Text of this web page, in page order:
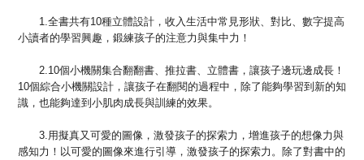
1.全書共有10種立體設計，收入生活中常見形狀、對比、數字提高
小讀者的學習興趣，鍛練孩子的注意力與集中力！
2.10個小機關集合翻翻書、推拉書、立體書，讓孩子邊玩邊成長！
10個綜合小機關設計，讓孩子在翻閱的過程中，除了能夠學習到新的知
識，也能夠達到小肌肉成長與訓練的效果。
3.用擬真又可愛的圖像，激發孩子的探索力，增進孩子的想像力與
感知力！以可愛的圖像來進行引導，激發孩子的探索力。除了對書中的